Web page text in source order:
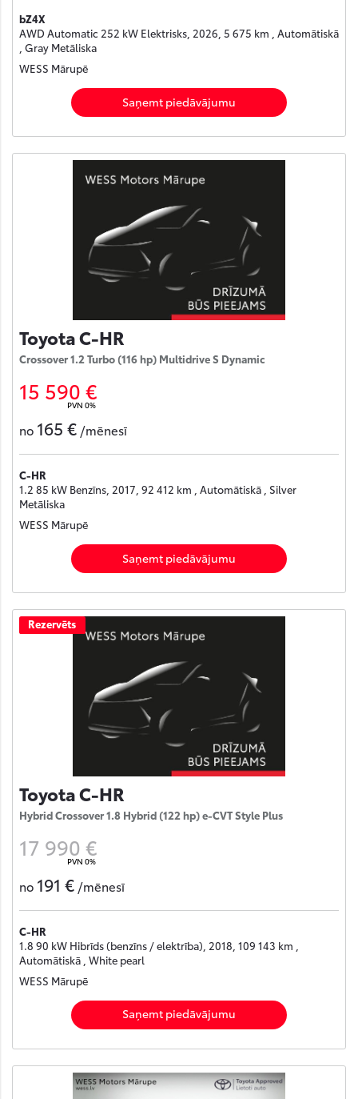
bZ4X
AWD Automatic 252 kW Elektrisks, 2026, 5 675 km , Automātiskā
, Gray Metāliska
WESS Mārupē
Saņemt piedāvājumu
Toyota C-HR
Crossover 1.2 Turbo (116 hp) Multidrive S Dynamic
15 590 €
PVN 0%
no 165 € /mēnesī
C-HR
1.2 85 kW Benzīns, 2017, 92 412 km , Automātiskā , Silver
Metāliska
WESS Mārupē
Saņemt piedāvājumu
Rezervēts
Toyota C-HR
Hybrid Crossover 1.8 Hybrid (122 hp) e-CVT Style Plus
17 990 €
PVN 0%
no 191 € /mēnesī
C-HR
1.8 90 kW Hibrīds (benzīns / elektrība), 2018, 109 143 km ,
Automātiskā , White pearl
WESS Mārupē
Saņemt piedāvājumu